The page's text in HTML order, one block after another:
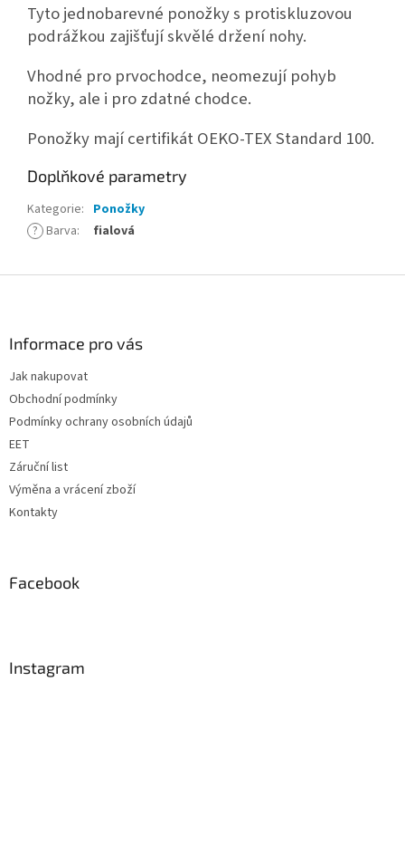
Tyto jednobarevné ponožky s protiskluzovou
podrážkou zajišťují skvělé držení nohy.
Vhodné pro prvochodce, neomezují pohyb
nožky, ale i pro zdatné chodce.
Ponožky mají certifikát OEKO-TEX Standard 100.
Doplňkové parametry
Kategorie: Ponožky
? Barva: fialová
Informace pro vás
Jak nakupovat
Obchodní podmínky
Podmínky ochrany osobních údajů
EET
Záruční list
Výměna a vrácení zboží
Kontakty
Facebook
Instagram